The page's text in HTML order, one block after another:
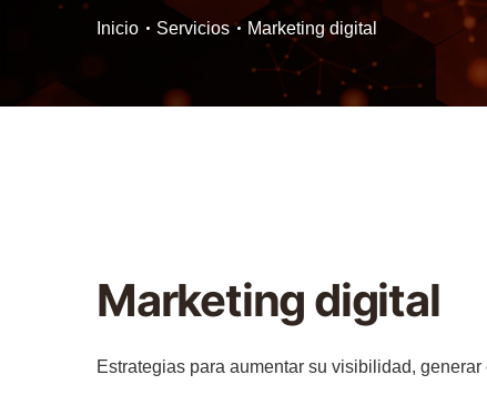
Inicio Servicios Marketing digital
Marketing digital
Estrategias para aumentar su visibilidad,